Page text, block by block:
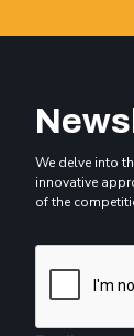
We delve into
innovative
of the